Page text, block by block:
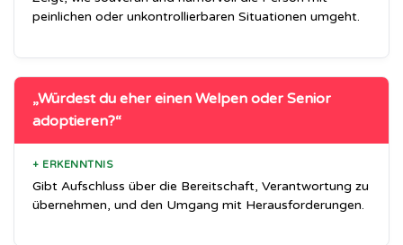
peinlichen oder unkontrollierbaren Situationen umgeht.
„Würdest du eher einen Welpen oder Senior
adoptieren?“
+ ERKENNTNIS
Gibt Aufschluss über die Bereitschaft, Verantwortung zu
übernehmen, und den Umgang mit Herausforderungen.